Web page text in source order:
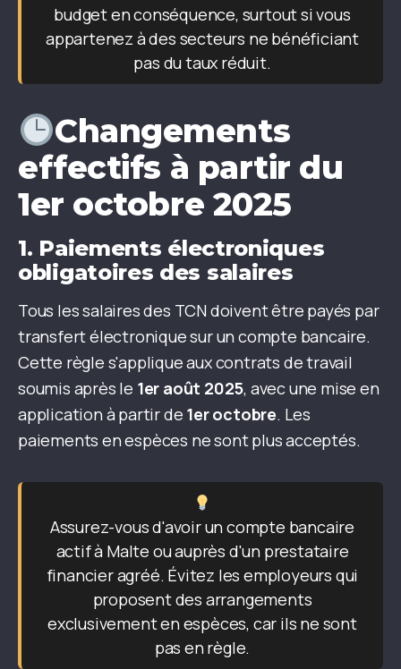
budget en conséquence, surtout si vous
appartenez à des secteurs ne bénéficiant
pas du taux réduit.
Changements
effectifs à partir du
1er octobre 2025
1. Paiements électroniques
obligatoires des salaires
Tous les salaires des TCN doivent être payés par
transfert électronique sur un compte bancaire.
Cette règle s'applique aux contrats de travail
soumis après le 1er août 2025, avec une mise en
application à partir de 1er octobre. Les
paiements en espèces ne sont plus acceptés.
Assurez-vous d'avoir un compte bancaire
actif à Malte ou auprès d'un prestataire
financier agréé. Évitez les employeurs qui
proposent des arrangements
exclusivement en espèces, car ils ne sont
pas en règle.